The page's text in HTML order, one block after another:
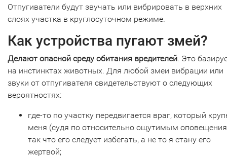
Отпугиватели будут звучать или вибрировать в верхних
слоях участка в круглосуточном режиме.
Как устройства пугают змей?
Делают опасной среду обитания вредителей. Это
на инстинктах животных. Для любой змеи вибрации или
звуки от отпугивателя свидетельствуют о следующих
вероятностях:
где-то по участку передвигается враг, который
меня (судя по относительно ощутимым
так что его следует избегать, а не то я стану его
жертвой;